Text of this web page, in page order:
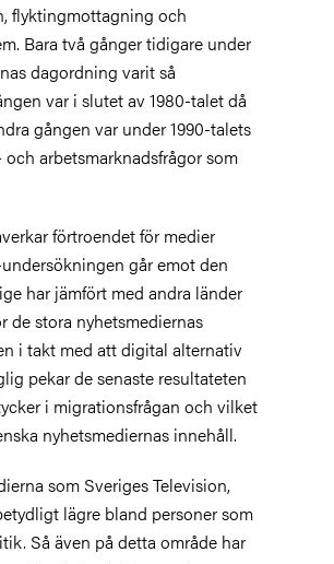
flyktingmottagning och
Bara två gånger tidigare under
dagordning varit så
var i slutet av 1980-talet då
gången var under 1990-talets
arbetsmarknadsfrågor som
förtroendet för medier
går emot den
har jämfört med andra länder
de stora nyhetsmediernas
i takt med att digital alternativ
pekar de senaste resultateten
i migrationsfrågan och vilket
nyhetsmediernas innehåll.
som Sveriges Television,
lägre bland personer som
Så även på detta område har